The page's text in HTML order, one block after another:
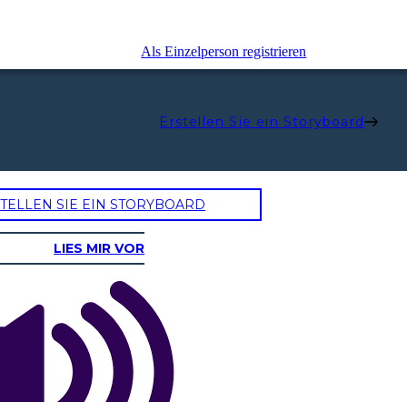
Als Einzelperson registrieren
Erstellen Sie ein Storyboard
SIE EIN STORYBOARD
LIES MIR VOR